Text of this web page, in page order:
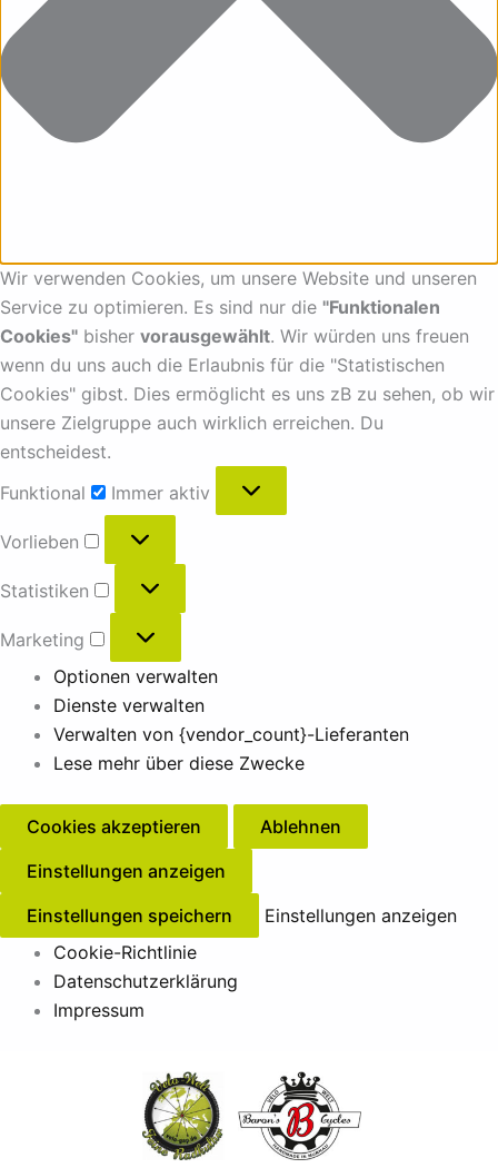
Wir verwenden Cookies, um unsere Website und unseren
Service zu optimieren. Es sind nur die "Funktionalen
Cookies" bisher vorausgewählt. Wir würden uns freuen
wenn du uns auch die Erlaubnis für die "Statistischen
Cookies" gibst. Dies ermöglicht es uns zB zu sehen, ob wir
unsere Zielgruppe auch wirklich erreichen. Du
entscheidest.
Funktional
Immer aktiv
Vorlieben
Statistiken
Marketing
Optionen verwalten
Dienste verwalten
Verwalten von {vendor_count}-Lieferanten
Lese mehr über diese Zwecke
Cookies akzeptieren
Ablehnen
Einstellungen anzeigen
Einstellungen speichern
Einstellungen anzeigen
Cookie-Richtlinie
Datenschutzerklärung
Impressum